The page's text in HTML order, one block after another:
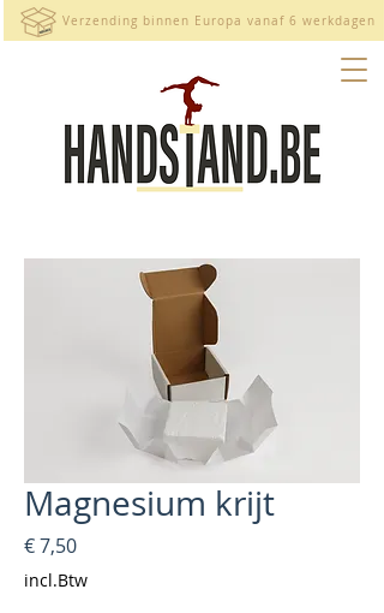
Verzending binnen Europa vanaf 6 werkdagen
Magnesium krijt
€ 7,50Prijs
incl.Btw